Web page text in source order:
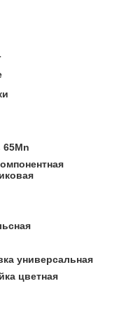
65Mn
универсальная
цветная